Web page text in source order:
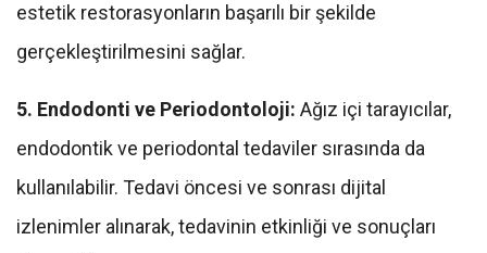
estetik restorasyonların başarılı bir şekilde
gerçekleştirilmesini sağlar.
5. Endodonti ve Periodontoloji: Ağız içi tarayıcılar,
endodontik ve periodontal tedaviler sırasında da
kullanılabilir. Tedavi öncesi ve sonrası dijital
izlenimler alınarak, tedavinin etkinliği ve sonuçları